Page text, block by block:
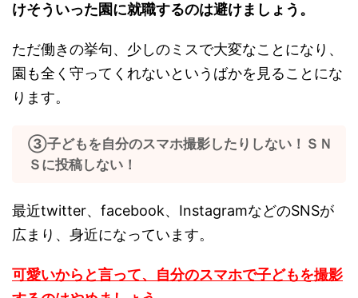
けそういった園に就職するのは避けましょう。
ただ働きの挙句、少しのミスで大変なことになり、
園も全く守ってくれないというばかを見ることにな
ります。
③子どもを自分のスマホ撮影したりしない！ＳＮ
Ｓに投稿しない！
最近twitter、facebook、InstagramなどのSNSが
広まり、身近になっています。
可愛いからと言って、自分のスマホで子どもを撮影